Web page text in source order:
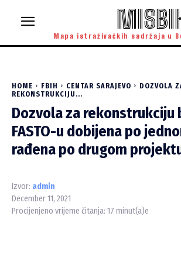
Mapa istraživačkih sadržaja u
HOME FBIH CENTAR SARAJEVO
DOZVOLA
REKONSTRUKCIJU...
Dozvola za rekonstrukciju
FASTO-u dobijena po
rađena po drugom
Izvor: admin
December 11, 2021
Procijenjeno vrijeme čitanja: 17 minut(a)e